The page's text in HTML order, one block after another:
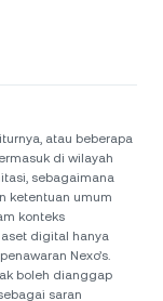
atau beberapa
di wilayah
sebagaimana
ketentuan umum
konteks
digital hanya
Nexo’s.
boleh dianggap
saran